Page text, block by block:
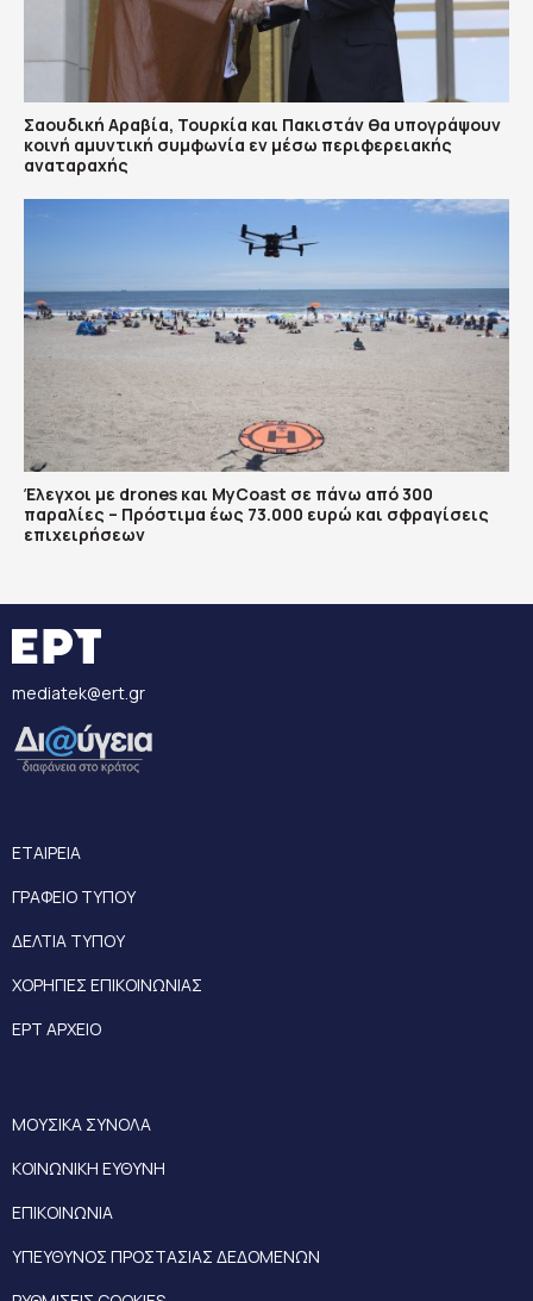
Σαουδική Αραβία, Τουρκία και Πακιστάν θα υπογράψουν
κοινή αμυντική συμφωνία εν μέσω περιφερειακής
αναταραχής
Έλεγχοι με drones και MyCoast σε πάνω από 300
παραλίες – Πρόστιμα έως 73.000 ευρώ και σφραγίσεις
επιχειρήσεων
mediatek@ert.gr
ΕΤΑΙΡΕΙΑ
ΓΡΑΦΕΙΟ ΤΥΠΟΥ
ΔΕΛΤΙΑ ΤΥΠΟΥ
ΧΟΡΗΓΙΕΣ ΕΠΙΚΟΙΝΩΝΙΑΣ
ΕΡΤ ΑΡΧΕΙΟ
ΜΟΥΣΙΚΑ ΣΥΝΟΛΑ
ΚΟΙΝΩΝΙΚΗ ΕΥΘΥΝΗ
ΕΠΙΚΟΙΝΩΝΙΑ
ΥΠΕΥΘΥΝΟΣ ΠΡΟΣΤΑΣΙΑΣ ΔΕΔΟΜΕΝΩΝ